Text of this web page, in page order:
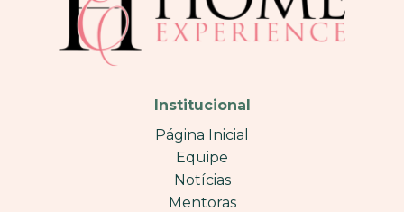
Institucional
Página Inicial
Equipe
Notícias
Mentoras